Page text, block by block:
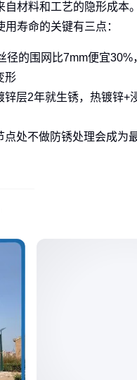
自材料和工艺的隐形成本
寿命的关键有三点：
径的围网比7mm便宜30%
形
锌层2年就生锈，热镀锌+
点处不做防锈处理会成为
网
的场所，比如监狱或机
，这三个性能指标直接
形结构比密织网抗风性提